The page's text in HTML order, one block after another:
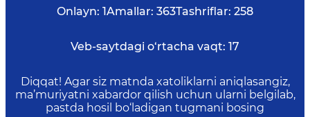
Onlayn: 1Amallar: 363Tashriflar: 258
Veb-saytdagi o‘rtacha vaqt: 17
Diqqat! Agar siz matnda xatoliklarni aniqlasangiz,
ma’muriyatni xabardor qilish uchun ularni belgilab,
pastda hosil bo‘ladigan tugmani bosing